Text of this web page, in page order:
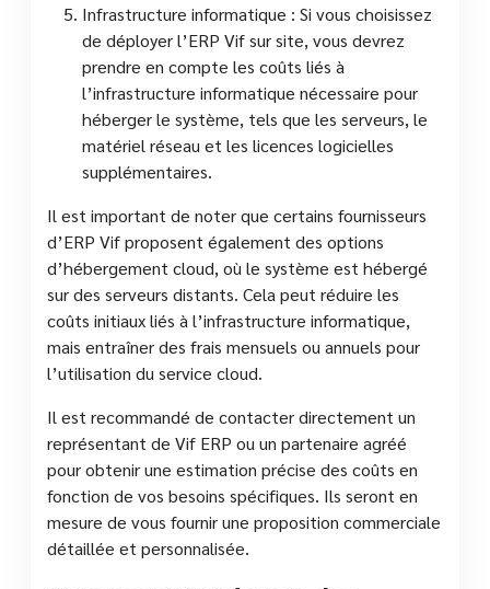
Infrastructure informatique : Si vous choisissez
de déployer l’ERP Vif sur site, vous devrez
prendre en compte les coûts liés à
l’infrastructure informatique nécessaire pour
héberger le système, tels que les serveurs, le
matériel réseau et les licences logicielles
supplémentaires.
Il est important de noter que certains fournisseurs
d’ERP Vif proposent également des options
d’hébergement cloud, où le système est hébergé
sur des serveurs distants. Cela peut réduire les
coûts initiaux liés à l’infrastructure informatique,
mais entraîner des frais mensuels ou annuels pour
l’utilisation du service cloud.
Il est recommandé de contacter directement un
représentant de Vif ERP ou un partenaire agréé
pour obtenir une estimation précise des coûts en
fonction de vos besoins spécifiques. Ils seront en
mesure de vous fournir une proposition commerciale
détaillée et personnalisée.